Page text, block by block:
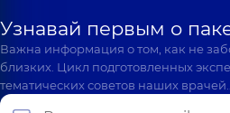
Узнавай первым о
Важна информация о том, как не
близких. Цикл подготовленных
тематических советов наших